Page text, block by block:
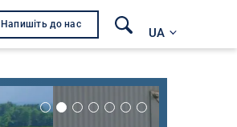
Напишіть до нас
UA